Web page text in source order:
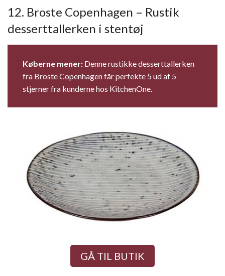
12. Broste Copenhagen – Rustik
desserttallerken i stentøj
Køberne mener: Denne rustikke desserttallerken
fra Broste Copenhagen får perfekte 5 ud af 5
stjerner fra kunderne hos KitchenOne.
GÅ TIL BUTIK